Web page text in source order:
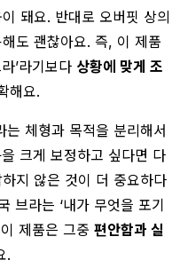
돼요. 반대로 오버핏 상의
도 괜찮아요. 즉, 이 제품
’라기보다 상황에 맞게 조
해요.
체형과 목적을 분리해서
크게 보정하고 싶다면 다
지 않은 것이 더 중요하다
브라는 ‘내가 무엇을 포기
제품은 그중 편안함과 실
.